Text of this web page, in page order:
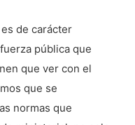
de carácter
pública que
que ver con el
que se
normas que